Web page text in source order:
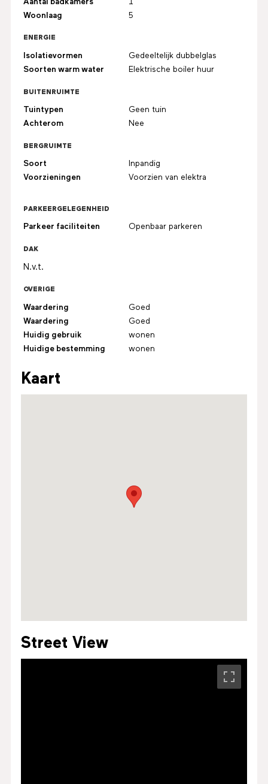
Woonlaag
5
ENERGIE
Isolatievormen
Gedeeltelijk dubbelglas
Soorten warm water
Elektrische boiler huur
BUITENRUIMTE
Tuintypen
Geen tuin
Achterom
Nee
BERGRUIMTE
Soort
Inpandig
Voorzieningen
Voorzien van elektra
PARKEERGELEGENHEID
Parkeer faciliteiten Openbaar parkeren
DAK
N.v.t.
OVERIGE
Waardering
Goed
Waardering
Goed
Huidig gebruik
wonen
Huidige bestemming
wonen
Kaart
Street View